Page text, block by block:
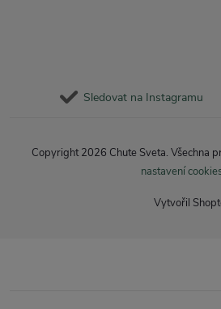
Sledovat na Instagramu
Vytvořil
Copyright 2026 Chute Sveta. Všechna
nastavení